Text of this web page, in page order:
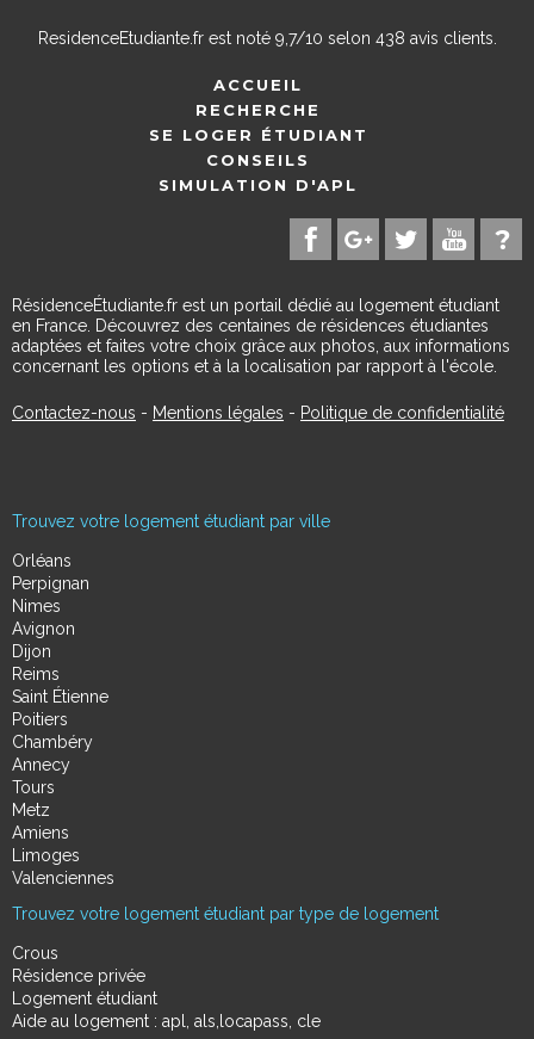
ResidenceEtudiante.frest noté 9,7/10 selon 438 avis clients.
ACCUEIL
RECHERCHE
SE LOGER ÉTUDIANT
CONSEILS
SIMULATION D'APL
RésidenceÉtudiante.fr est un portail dédié au logement étudiant
en France. Découvrez des centaines de résidences étudiantes
adaptées et faites votre choix grâce aux photos, aux informations
concernant les options et à la localisation par rapport à l'école.
Contactez-nous - Mentions légales - Politique de confidentialité
Trouvez votre logement étudiant par ville
Orléans
Perpignan
Nimes
Avignon
Dijon
Reims
Saint Étienne
Poitiers
Chambéry
Annecy
Tours
Metz
Amiens
Limoges
Valenciennes
Trouvez votre logement étudiant par type de logement
Crous
Résidence privée
Logement étudiant
Aide au logement : apl, als,locapass, cle